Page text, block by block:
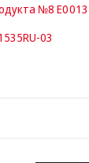
№8 E0013
03